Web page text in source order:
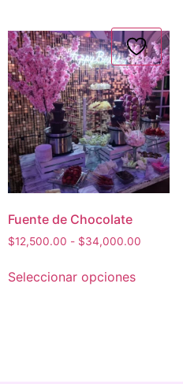
Fuente de Chocolate
$12,500.00 - $34,000.00
Seleccionar opciones